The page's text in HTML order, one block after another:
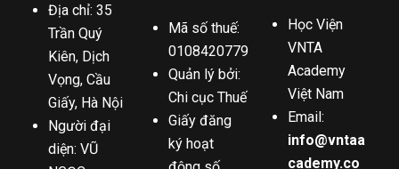
Địa chỉ: 35
Trần Quý
Kiên, Dịch
Vọng, Cầu
Giấy, Hà Nội
Người đại
diện: VŨ
Mã số thuế:
0108420779
Quản lý bởi:
Chi cục Thuế
Giấy đăng
ký hoạt
Học Viện
VNTA
Academy
Việt Nam
Email:
info@vntaa
cademy.co